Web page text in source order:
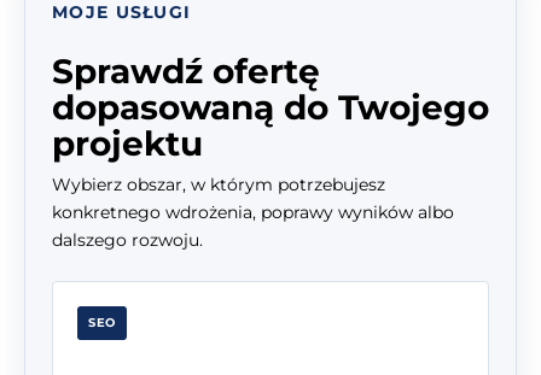
MOJE USŁUGI
Sprawdź ofertę
dopasowaną do Twojego
projektu
Wybierz obszar, w którym potrzebujesz
konkretnego wdrożenia, poprawy wyników albo
dalszego rozwoju.
SEO